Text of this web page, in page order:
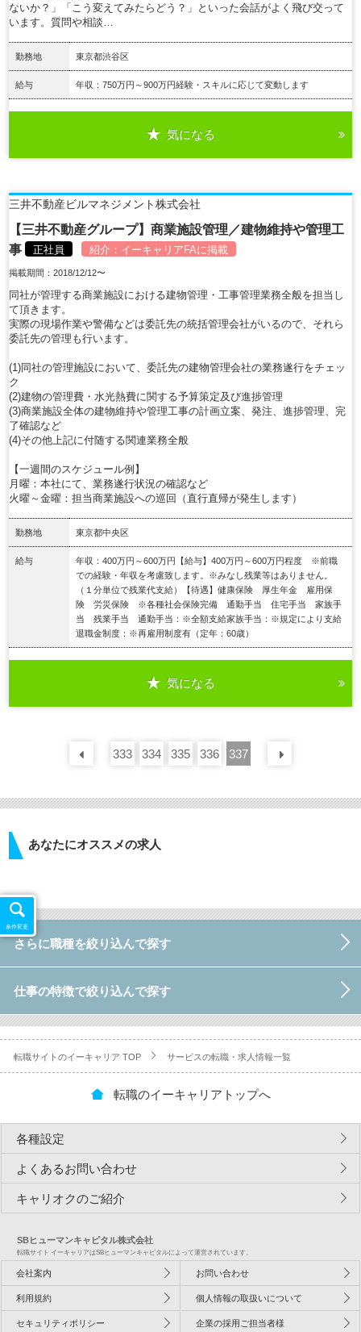
ないか？」「こう変えてみたらどう？」といった会話がよく飛び交って
います。質問や相談…
勤務地 東京都渋谷区
給与 年収：750万円～900万円経験・スキルに応じて変動します
気になる
三井不動産ビルマネジメント株式会社
【三井不動産グループ】商業施設管理／建物維持や管理工
事
正社員 紹介： イーキャリアFAに掲載
掲載期間：2018/12/12〜
同社が管理する商業施設における建物管理・工事管理業務全般を担当し
て頂きます。
実際の現場作業や警備などは委託先の統括管理会社がいるので、それら
委託先の管理も行います。
(1)同社の管理施設において、委託先の建物管理会社の業務遂行をチェッ
ク
(2)建物の管理費・水光熱費に関する予算策定及び進捗管理
(3)商業施設全体の建物維持や管理工事の計画立案、発注、進捗管理、完
了確認など
(4)その他上記に付随する関連業務全般
【一週間のスケジュール例】
月曜：本社にて、業務遂行状況の確認など
火曜～金曜：担当商業施設への巡回（直行直帰が発生します）
勤務地 東京都中央区
給与
年収：400万円～600万円【給与】400万円～600万円程度 ※前職
での経験・年収を考慮致します。※みなし残業等はありません。
（１分単位で残業代支給）【待遇】健康保険 厚生年金 雇用保
険 労災保険 ※各種社会保険完備 通勤手当 住宅手当 家族手
当 残業手当 通勤手当：※全額支給家族手当：※規定により支給
退職金制度：※再雇用制度有（定年：60歳）
気になる
前の 30件
333 334 335 336 337
あなたにオススメの求人
さらに職種を絞り込んで探す
仕事の特徴で絞り込んで探す
転職サイトのイーキャリア TOP サービスの転職・求人情報一覧
条件変更
転職のイーキャリアトップへ
各種設定
よくあるお問い合わせ
キャリオクのご紹介
SBヒューマンキャピタル株式会社
転職サイト イーキャリアはSBヒューマンキャピタルによって運営されています。
会社案内 お問い合わせ
利用規約 個人情報の取扱いについて
セキュリティポリシー 企業の採用ご担当者様